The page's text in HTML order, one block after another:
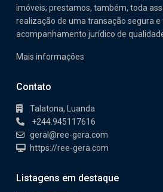
imóveis; prestamos, também, toda
realização de uma transação segura e
acompanhamento jurídico de
Mais informações
Contato
Talatona, Luanda
+244.945117616
geral@ree-gera.com
https://ree-gera.com
Listagens em destaque